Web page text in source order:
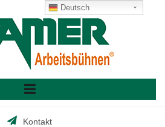
Kontakt
Deutsch